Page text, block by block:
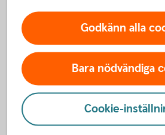
Skanna QR-kod
När du skannar en QR-kod slipper
telefon- eller Swish-nummer. Följ
Tryck på knappen “Skanna”.
Rikta kameran mot QR-koden.
Godkänn alla
Bara nödvändiga
Cookie-